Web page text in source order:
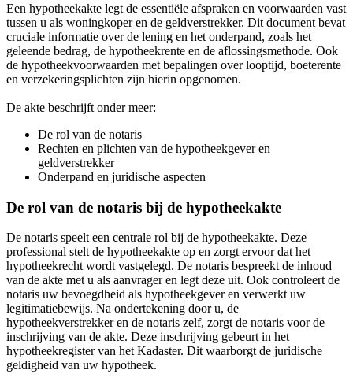
Een hypotheekakte legt de essentiële afspraken en voorwaarden vast
tussen u als woningkoper en de geldverstrekker. Dit document bevat
cruciale informatie over de lening en het onderpand, zoals het
geleende bedrag, de hypotheekrente en de aflossingsmethode. Ook
de hypotheekvoorwaarden met bepalingen over looptijd, boeterente
en verzekeringsplichten zijn hierin opgenomen.
De akte beschrijft onder meer:
De rol van de notaris
Rechten en plichten van de hypotheekgever en
geldverstrekker
Onderpand en juridische aspecten
De rol van de notaris bij de hypotheekakte
De notaris speelt een centrale rol bij de hypotheekakte. Deze
professional stelt de hypotheekakte op en zorgt ervoor dat het
hypotheekrecht wordt vastgelegd. De notaris bespreekt de inhoud
van de akte met u als aanvrager en legt deze uit. Ook controleert de
notaris uw bevoegdheid als hypotheekgever en verwerkt uw
legitimatiebewijs. Na ondertekening door u, de
hypotheekverstrekker en de notaris zelf, zorgt de notaris voor de
inschrijving van de akte. Deze inschrijving gebeurt in het
hypotheekregister van het Kadaster. Dit waarborgt de juridische
geldigheid van uw hypotheek.